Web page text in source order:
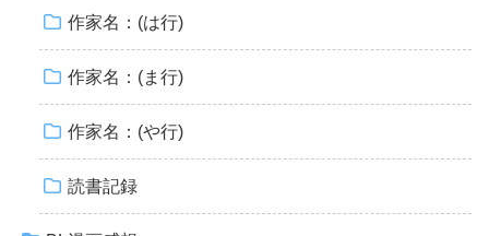
作家名：(は行)
作家名：(ま行)
作家名：(や行)
読書記録